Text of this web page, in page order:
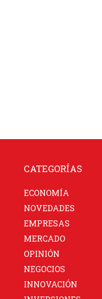
CATEGORÍAS
ECONOMÍA
NOVEDADES
EMPRESAS
MERCADO
OPINIÓN
NEGOCIOS
INNOVACIÓN